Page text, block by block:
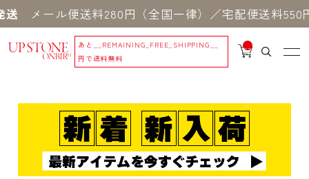
ル便送料280円（全国一律）／宅配便送料550円 ※
あと
__REMAINING_FREE_SHIPPING__
円で送料無料
__
IT
_